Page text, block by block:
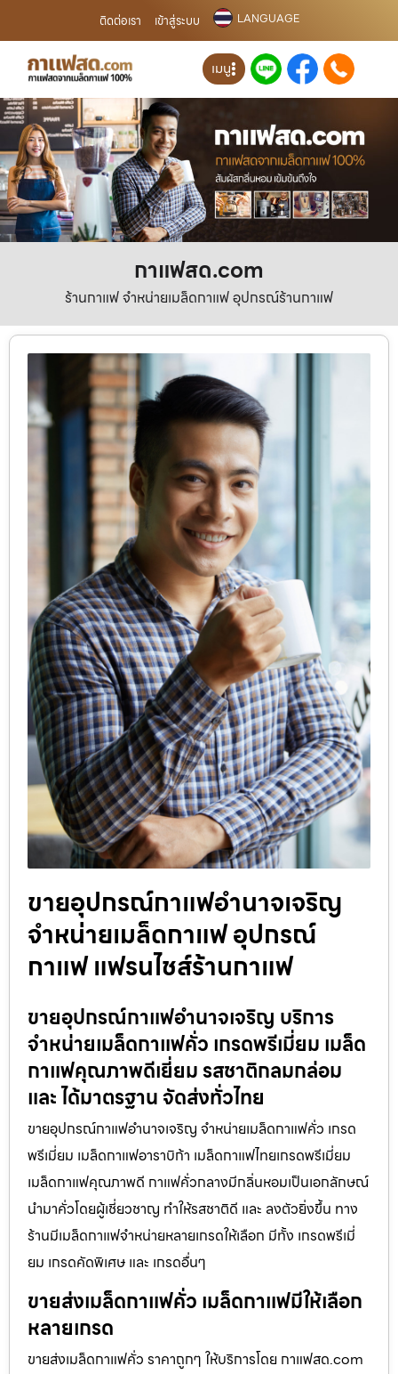
ติดต่อเรา เข้าสู่ระบบ LANGUAGE
เมนู
กาแฟสด.com
ร้านกาแฟ จำหน่ายเมล็ดกาแฟ อุปกรณ์ร้านกาแฟ
ขายอุปกรณ์กาแฟอำนาจเจริญ
จำหน่ายเมล็ดกาแฟ อุปกรณ์
กาแฟ แฟรนไชส์ร้านกาแฟ
ขายอุปกรณ์กาแฟอำนาจเจริญ บริการ
จำหน่ายเมล็ดกาแฟคั่ว เกรดพรีเมี่ยม เมล็ด
กาแฟคุณภาพดีเยี่ยม รสชาติกลมกล่อม
และ ได้มาตรฐาน จัดส่งทั่วไทย
ขายอุปกรณ์กาแฟอำนาจเจริญ จำหน่ายเมล็ดกาแฟคั่ว เกรด
พรีเมี่ยม เมล็ดกาแฟอาราบิก้า เมล็ดกาแฟไทยเกรดพรีเมี่ยม
เมล็ดกาแฟคุณภาพดี กาแฟคั่วกลางมีกลิ่นหอมเป็นเอกลักษณ์
นำมาคั่วโดยผู้เชี่ยวชาญ ทำให้รสชาติดี และ ลงตัวยิ่งขึ้น ทาง
ร้านมีเมล็ดกาแฟจำหน่ายหลายเกรดให้เลือก มีทั้ง เกรดพรีเมี่
ยม เกรดคัดพิเศษ และ เกรดอื่นๆ
ขายส่งเมล็ดกาแฟคั่ว เมล็ดกาแฟมีให้เลือก
หลายเกรด
ขายส่งเมล็ดกาแฟคั่ว ราคาถูกๆ ให้บริการโดย กาแฟสด.com